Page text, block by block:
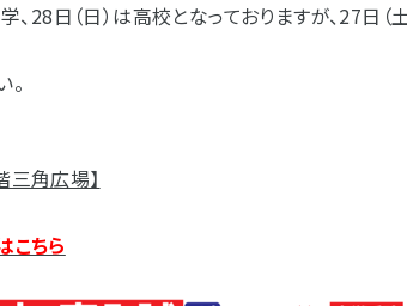
、28日（日）は高校となっておりますが、27日
三角広場】
こちら